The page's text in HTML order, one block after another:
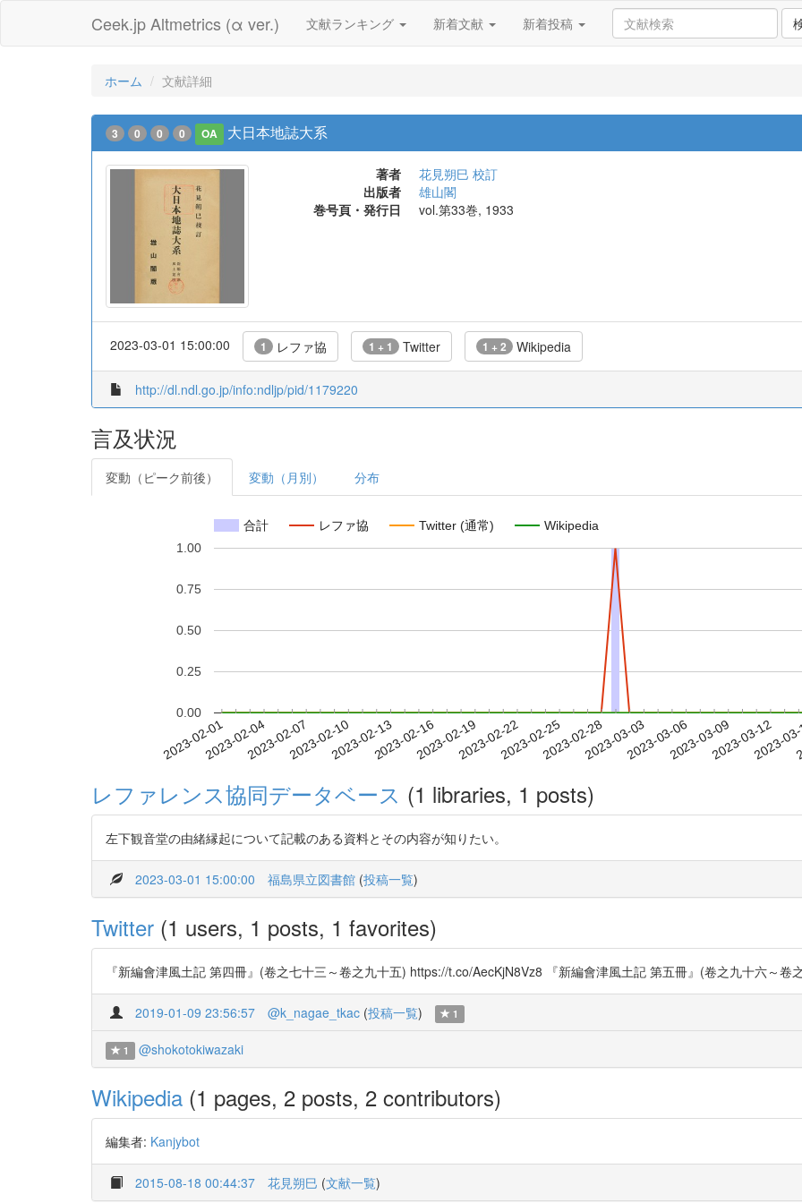
Ceek.jp Altmetrics (α ver.) 文献ランキング 新着文献 新着投稿
ホーム 文献詳細
3 0 0 0 OA 大日本地誌大系
著者
花見朔巳 校訂
出版者
雄山閣
巻号頁・発行日
vol.第33巻, 1933
2023-03-01 15:00:00 1 レファ協 1 + 1 Twitter 1 + 2 Wikipedia
http://dl.ndl.go.jp/info:ndljp/pid/1179220
言及状況
変動（ピーク前後） 変動（月別） 分布
合計 レファ協 Twitter (通常) Wikipedia
2023-02-012023-02-042023-02-072023-02-102023-02-132023-02-162023-02-192023-02-222023-02-252023-02-282023-03-032023-03-062023-03-092023-03-12
2023-
0.00
0.25
0.50
0.75
1.00
レファレンス協同データベース (1 libraries, 1 posts)
左下観音堂の由緒縁起について記載のある資料とその内容が知りたい。
2023-03-01 15:00:00 福島県立図書館 (投稿一覧)
Twitter (1 users, 1 posts, 1 favorites)
『新編會津風土記 第四冊』(卷之七十三～卷之九十五) https://t.co/AecKjN8Vz8 『新編會津風土記 第五冊』(卷之九十六～
2019-01-09 23:56:57 @k_nagae_tkac (投稿一覧) 1
1 @shokotokiwazaki
Wikipedia (1 pages, 2 posts, 2 contributors)
編集者: Kanjybot
2015-08-18 00:44:37 花見朔巳 (文献一覧)